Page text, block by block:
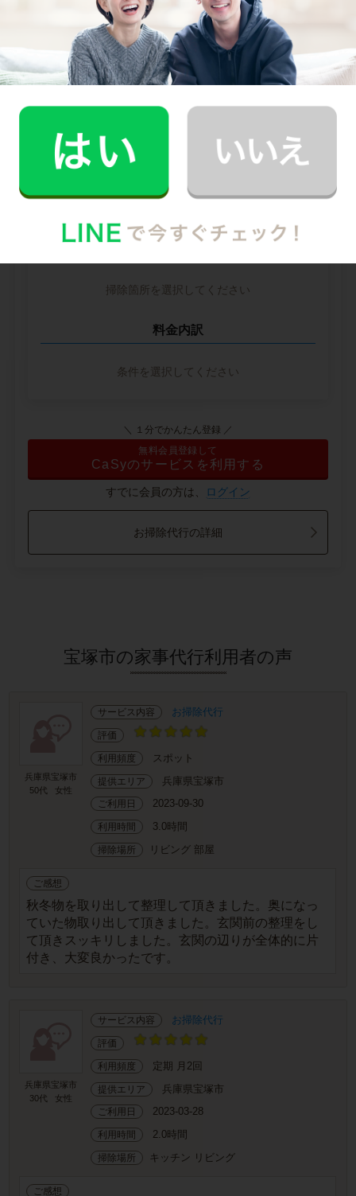
中堅CH社
--
※ 2026年2月時点の各社料金から算出
掃除箇所を選択してください
料金内訳
条件を選択してください
＼ １分でかんたん登録 ／
無料会員登録して
CaSyのサービスを利用する
すでに会員の方は、 ログイン
お掃除代行の詳細
宝塚市の家事代行利用者の声
兵庫県宝塚市
50代
女性
サービス内容 お掃除代行
評価
利用頻度 スポット
提供エリア 兵庫県宝塚市
ご利用日 2023-09-30
利用時間 3.0時間
掃除場所 リビング 部屋
ご感想
秋冬物を取り出して整理して頂きました。奥になっ
ていた物取り出して頂きました。玄関前の整理をし
て頂きスッキリしました。玄関の辺りが全体的に片
付き、大変良かったです。
兵庫県宝塚市
30代
女性
サービス内容 お掃除代行
評価
利用頻度 定期 月2回
提供エリア 兵庫県宝塚市
ご利用日 2023-03-28
利用時間 2.0時間
掃除場所 キッチン リビング
ご感想